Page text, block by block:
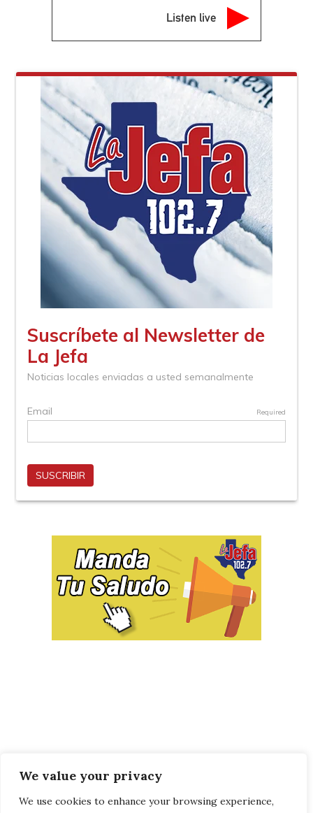
We value your privacy
We use cookies to enhance your browsing experience,
Listen live